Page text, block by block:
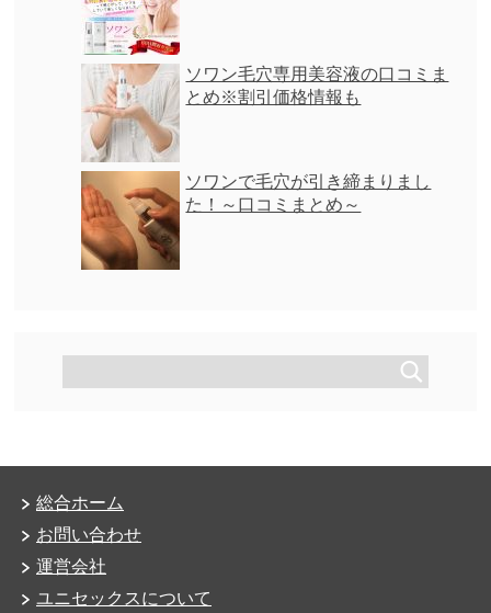
ソワン毛穴専用美容液の口コミま
とめ※割引価格情報も
ソワンで毛穴が引き締まりまし
た！～口コミまとめ～
総合ホーム
お問い合わせ
運営会社
ユニセックスについて